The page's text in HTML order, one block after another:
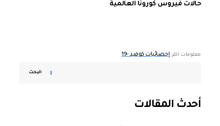
حالات فيروس كورونا العالمية
معلومات اكثر: إحصائيات كوفيد -19
البحث
أحدث المقالات